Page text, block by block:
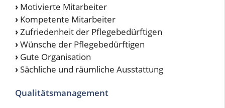
› Motivierte Mitarbeiter
› Kompetente Mitarbeiter
›Zufriedenheit der Pflegebedürftigen
›Wünsche der Pflegebedürftigen
› Gute Organisation
›Sächliche und räumliche Ausstattung
Qualitätsmanagement